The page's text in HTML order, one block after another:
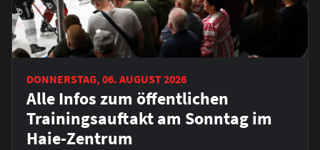
DONNERSTAG, 06. AUGUST 2026
Alle Infos zum öffentlichen
Trainingsauftakt am Sonntag im
Haie-Zentrum